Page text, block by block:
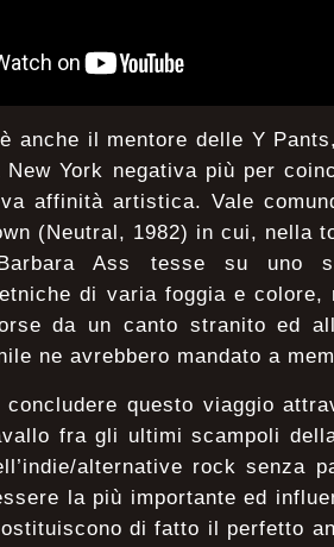
anche il mentore delle Y
York negativa più per
affinità artistica. Vale
(Neutral, 1982) in cui, nella
Ass tesse su uno
di varia foggia e
da un canto stranito ed
ne avrebbero mandato a
concludere questo viaggio
fra gli ultimi scampoli
alternative rock senza
la più importante ed
di fatto il perfetto